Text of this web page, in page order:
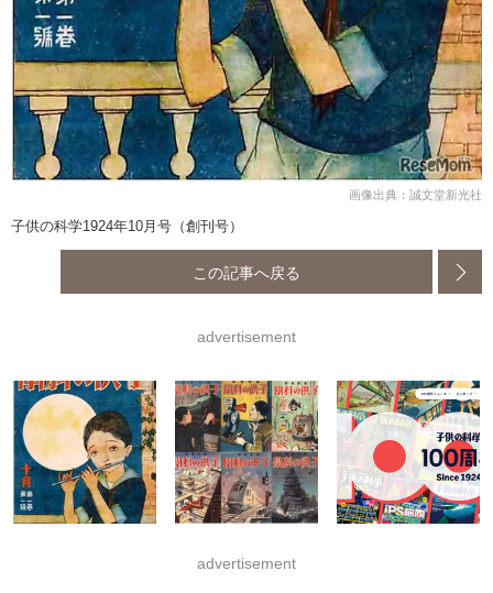
画像出典：誠文堂新光社
子供の科学1924年10月号（創刊号）
この記事へ戻る
advertisement
advertisement